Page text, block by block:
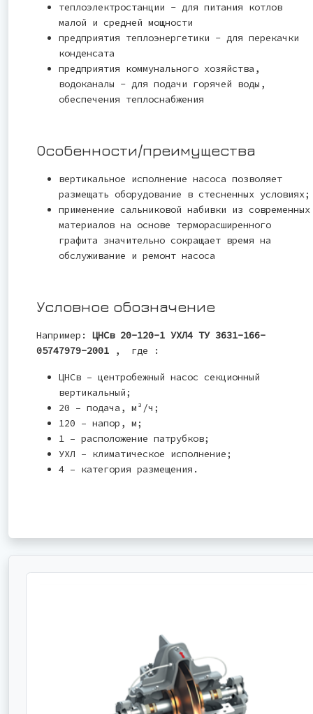
теплоэлектростанции - для питания котлов
малой и средней мощности
предприятия теплоэнергетики - для перекачки
конденсата
предприятия коммунального хозяйства,
водоканалы - для подачи горячей воды,
обеспечения теплоснабжения
Особенности/преимущества
вертикальное исполнение насоса позволяет
размещать оборудование в стесненных условиях;
применение сальниковой набивки из современных
материалов на основе терморасширенного
графита значительно сокращает время на
обслуживание и ремонт насоса
Условное обозначение
Например: ЦНСв 20-120-1 УХЛ4 ТУ 3631-166-
05747979-2001 , где :
ЦНСв – центробежный насос секционный
вертикальный;
20 – подача, м³/ч;
120 – напор, м;
1 – расположение патрубков;
УХЛ – климатическое исполнение;
4 – категория размещения.